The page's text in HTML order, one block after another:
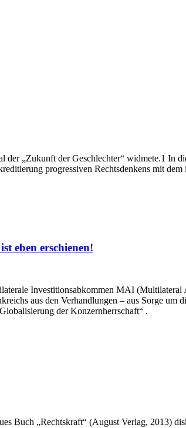
der „Zukunft der Geschlechter“ widmete.1 In
progressiven Rechtsdenkens mit dem
eben erschienen!
Investitionsabkommen MAI (Multilateral
aus den Verhandlungen – aus Sorge um
der Konzernherrschaft“ .
Buch „Rechtskraft“ (August Verlag, 2013)